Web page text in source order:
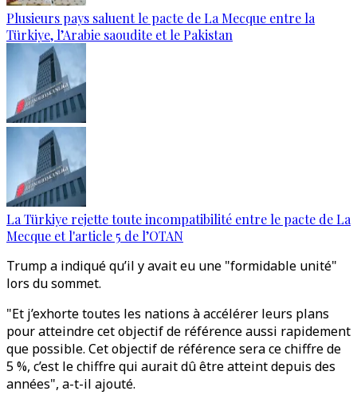
Plusieurs pays saluent le pacte de La Mecque entre la
Türkiye, l’Arabie saoudite et le Pakistan
La Türkiye rejette toute incompatibilité entre le pacte de La
Mecque et l'article 5 de l’OTAN
Trump a indiqué qu’il y avait eu une "formidable unité"
lors du sommet.
"Et j’exhorte toutes les nations à accélérer leurs plans
pour atteindre cet objectif de référence aussi rapidement
que possible. Cet objectif de référence sera ce chiffre de
5 %, c’est le chiffre qui aurait dû être atteint depuis des
années", a-t-il ajouté.